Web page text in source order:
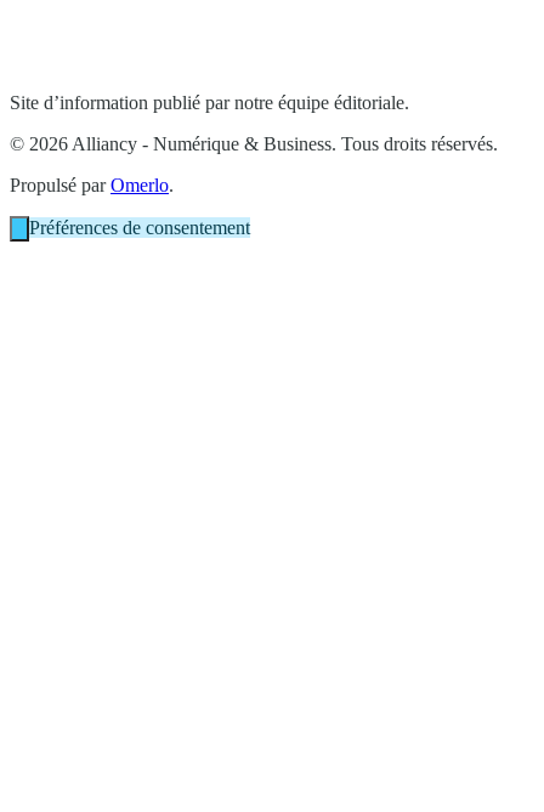
Site d’information publié par notre équipe éditoriale.
© 2026 Alliancy - Numérique & Business. Tous droits réservés.
Propulsé parOmerlo.
Préférences de consentement